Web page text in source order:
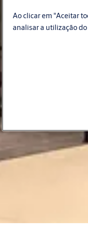
Ao clicar em "Aceitar
analisar a utilização